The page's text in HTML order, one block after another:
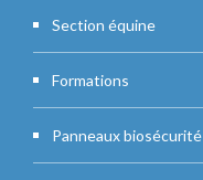
Section équine
Formations
Panneaux biosécurité